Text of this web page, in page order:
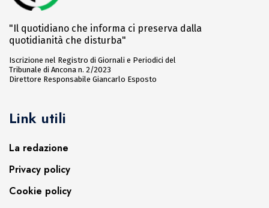
"Il quotidiano che informa ci preserva dalla
quotidianità che disturba"
Iscrizione nel Registro di Giornali e Periodici del
Tribunale di Ancona n. 2/2023
Direttore Responsabile Giancarlo Esposto
Link utili
La redazione
Privacy policy
Cookie policy